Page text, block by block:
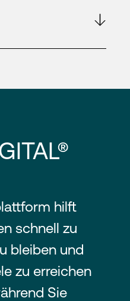
hilft
schnell zu
bleiben und
zu erreichen
Sie